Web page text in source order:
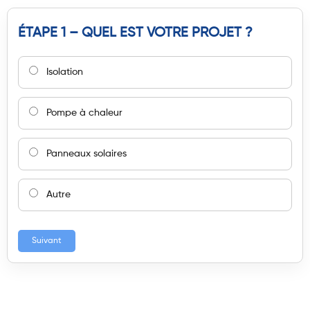
ÉTAPE 1 – QUEL EST VOTRE PROJET ?
Isolation
Pompe à chaleur
Panneaux solaires
Autre
Suivant